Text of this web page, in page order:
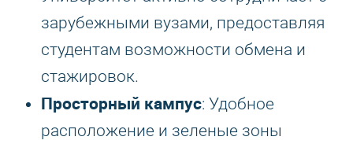
зарубежными вузами, предоставляя
студентам возможности обмена и
стажировок.
Просторный кампус: Удобное
расположение и зеленые зоны